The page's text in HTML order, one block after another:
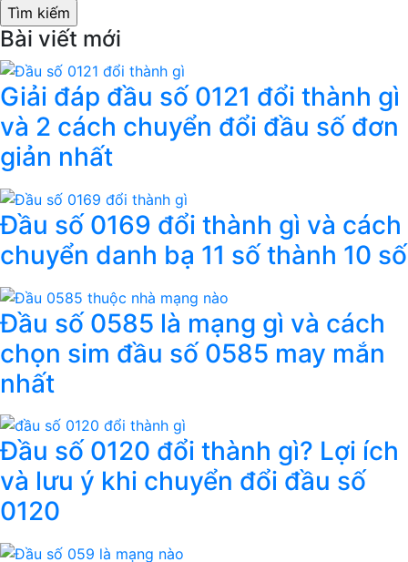
Bài viết mới
Giải đáp đầu số 0121 đổi thành gì
và 2 cách chuyển đổi đầu số đơn
giản nhất
Đầu số 0169 đổi thành gì và cách
chuyển danh bạ 11 số thành 10 số
Đầu số 0585 là mạng gì và cách
chọn sim đầu số 0585 may mắn
nhất
Đầu số 0120 đổi thành gì? Lợi ích
và lưu ý khi chuyển đổi đầu số
0120